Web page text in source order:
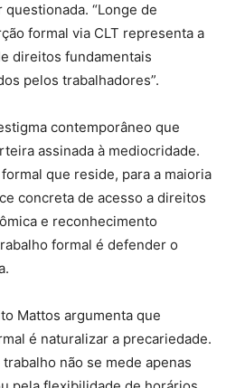
“Longe de
formal via CLT representa a
direitos fundamentais
pelos trabalhadores”.
contemporâneo que
assinada à mediocridade.
que reside, para a maioria
concreta de acesso a direitos
e reconhecimento
formal é defender o
Mattos argumenta que
é naturalizar a precariedade.
não se mede apenas